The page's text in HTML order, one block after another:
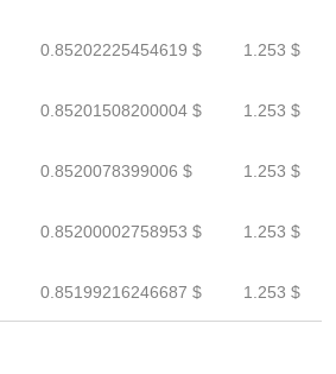
0.85202225454619 $ 1.253 $
0.85201508200004 $ 1.253 $
0.8520078399006 $ 1.253 $
0.85200002758953 $ 1.253 $
0.85199216246687 $ 1.253 $